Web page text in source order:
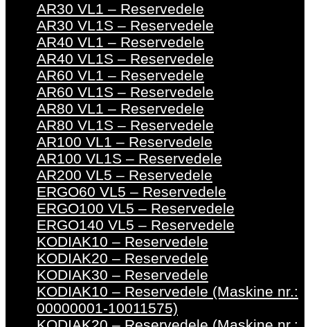
AR30 VL1 – Reservedele
AR30 VL1S – Reservedele
AR40 VL1 – Reservedele
AR40 VL1S – Reservedele
AR60 VL1 – Reservedele
AR60 VL1S – Reservedele
AR80 VL1 – Reservedele
AR80 VL1S – Reservedele
AR100 VL1 – Reservedele
AR100 VL1S – Reservedele
AR200 VL5 – Reservedele
ERGO60 VL5 – Reservedele
ERGO100 VL5 – Reservedele
ERGO140 VL5 – Reservedele
KODIAK10 – Reservedele
KODIAK20 – Reservedele
KODIAK30 – Reservedele
KODIAK10 – Reservedele (Maskine nr.:
00000001-10011575)